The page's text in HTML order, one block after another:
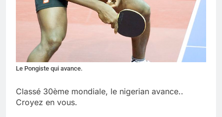
Le Pongiste qui avance.
Classé 30ème mondiale, le nigerian avance..
Croyez en vous.